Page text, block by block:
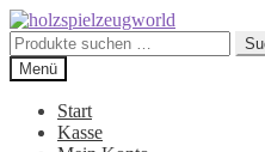
Zur
Navigation
springen
Zum
Inhalt
springen
Suchen
nach:
Menü
Start
Kasse